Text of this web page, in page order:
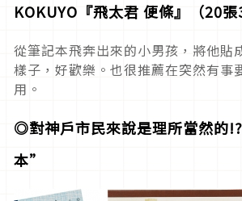
KOKUYO『飛太君 便條』（20張
從筆記本飛奔出來的小男孩，將他貼
樣子，好歡樂。也很推薦在突然有事
用。
◎對神戶市民來說是理所當然的
本”